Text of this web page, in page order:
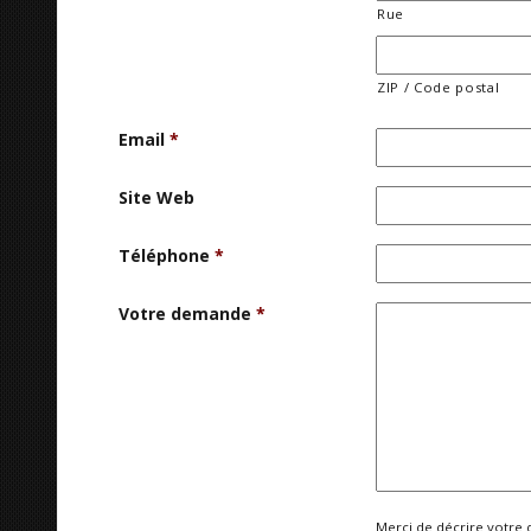
Rue
ZIP / Code postal
Email *
Site Web
Téléphone *
Votre demande *
Merci de décrire votre